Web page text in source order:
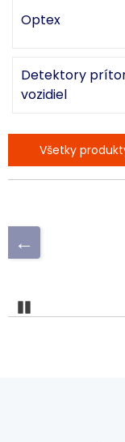
Optex
Detektory
vozidiel
Všetky